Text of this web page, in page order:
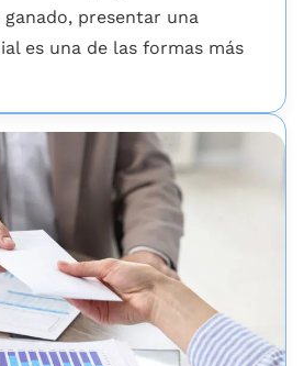
presentar una
es una de las formas más